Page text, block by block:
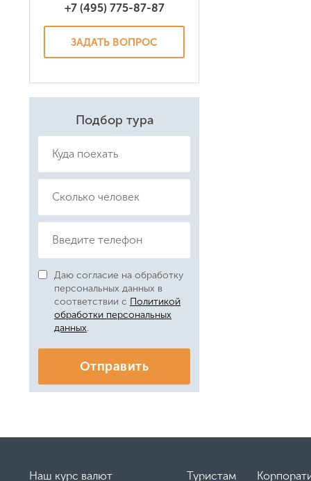
+7 (495) 775-87-87
ЗАДАТЬ ВОПРОС
Подбор тура
Даю согласие на обработку
персональных данных в
соответствии с Политикой
обработки персональных
данных.
Отправить
Наш курс валют Туристам